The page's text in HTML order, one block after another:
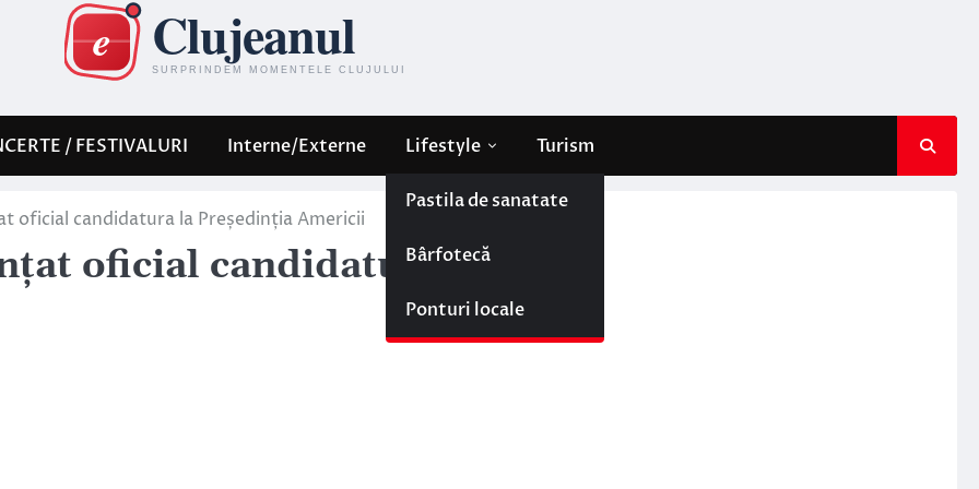
/ FESTIVALURI Interne/Externe Lifestyle
Pastila de sanatate
Bârfotecă
Ponturi locale
Turism
oficial candidatura la Președinția Americii
oficial candidatura la